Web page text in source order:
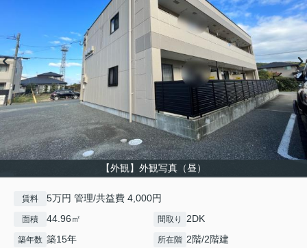
【外観】外観写真（昼）
賃料 5万円 管理/共益費 4,000円
面積 44.96㎡ 間取り 2DK
築年数 築15年 所在階 2階/2階建